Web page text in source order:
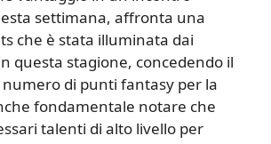
settimana, affronta una
che è stata illuminata dai
questa stagione, concedendo il
di punti fantasy per la
fondamentale notare che
talenti di alto livello per